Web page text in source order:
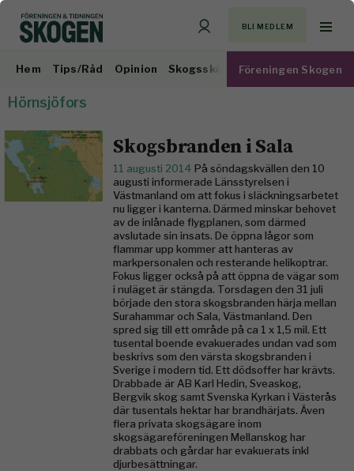
BLI MEDLEM
Hem Tips/Råd Opinion Skogsskötsel Virkesmarknad
Föreningen Skogen
Hörnsjöfors
Skogsbranden i Sala
11 augusti 2014 På söndagskvällen den 10
augusti informerade Länsstyrelsen i
Västmanland om att fokus i släckningsarbetet
nu ligger i kanterna. Därmed minskar behovet
av de inlånade flygplanen, som därmed
avslutade sin insats. De öppna lågor som
flammar upp kommer att hanteras av
markpersonalen och resterande helikoptrar.
Fokus ligger också på att öppna de vägar som
i nuläget är stängda. Torsdagen den 31 juli
började den stora skogsbranden härja mellan
Surahammar och Sala, Västmanland. Den
spred sig till ett område på ca 1 x 1,5 mil. Ett
tusental boende evakuerades undan vad som
beskrivs som den värsta skogsbranden i
Sverige i modern tid. Ett dödsoffer har krävts.
Drabbade är AB Karl Hedin, Sveaskog,
Bergvik skog samt Svenska Kyrkan i Västerås
där tusentals hektar har brandhärjats. Även
flera privata skogsägare inom
skogsägareföreningen Mellanskog har
drabbats och gårdar har evakuerats inkl
djurbesättningar.